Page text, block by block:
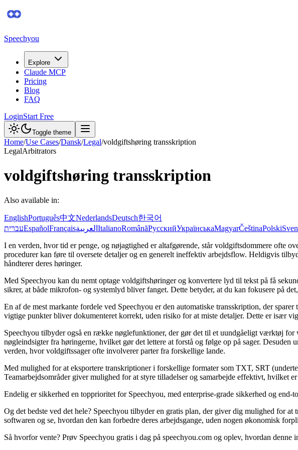
Speechyou
Explore
Claude MCP
Pricing
Blog
FAQ
LoginStart Free
Toggle theme
Home/Use Cases/Dansk/Legal/voldgiftshøring transskription
LegalArbitrators
voldgiftshøring transskription
Also available in:
EnglishPortuguês中文NederlandsDeutsch한국어
עבריתEspañolFrançaisالعربية ItalianoRomânăРусскийУкраїнськаMagyarČeštinaPolski
I en verden, hvor tid er penge, og nøjagtighed er altafgørende, står voldgiftsdommere ofte
procedurer kan føre til oversete detaljer og en generelt ineffektiv arbejdsflow. Heldigvis
håndterer deres høringer.
Med Speechyou kan du nemt optage voldgiftshøringer og konvertere lyd til tekst på få
sikrer, at både mikrofon- og systemlyd bliver fanget. Dette betyder, at du kan fokusere på
En af de mest markante fordele ved Speechyou er den automatiske transskription, der
vigtige punkter bliver dokumenteret korrekt, uden risiko for at miste detaljer. Dette er især
Speechyou tilbyder også en række nøglefunktioner, der gør det til et uundgåeligt værktøj
nøgleindsigter fra høringerne, hvilket gør det lettere at forstå og følge op på sager.
verden, hvor voldgiftssager ofte involverer parter fra forskellige lande.
Med mulighed for at eksportere transkriptioner i forskellige formater som TXT, SRT
Teamarbejdsområder giver mulighed for at styre tilladelser og samarbejde effektivt, hvilket
Endelig er sikkerhed en topprioritet for Speechyou, med enterprise-grade sikkerhed og
Og det bedste ved det hele? Speechyou tilbyder en gratis plan, der giver dig mulighed for
softwaren og se, hvordan den kan forbedre deres arbejdsgange, uden nogen økonomisk
Så hvorfor vente? Prøv Speechyou gratis i dag på speechyou.com og oplev, hvordan